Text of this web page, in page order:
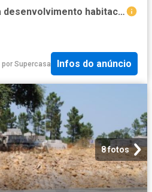
Lotes de Terreno para desenvolvimento habitacional, Setúbal
por Supercasa Infos do anúncio
8 fotos